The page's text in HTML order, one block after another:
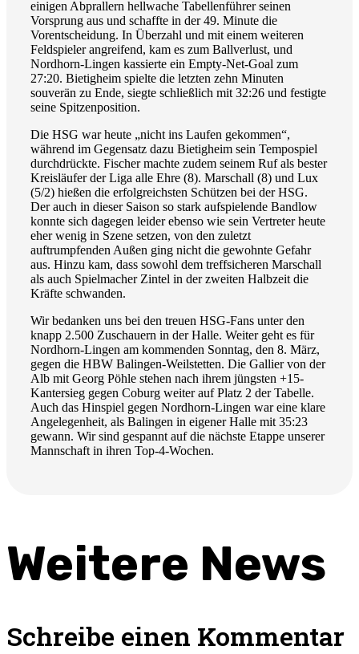
einigen Abprallern hellwache Tabellenführer seinen
Vorsprung aus und schaffte in der 49. Minute die
Vorentscheidung. In Überzahl und mit einem weiteren
Feldspieler angreifend, kam es zum Ballverlust, und
Nordhorn-Lingen kassierte ein Empty-Net-Goal zum
27:20. Bietigheim spielte die letzten zehn Minuten
souverän zu Ende, siegte schließlich mit 32:26 und festigte
seine Spitzenposition.
Die HSG war heute „nicht ins Laufen gekommen“,
während im Gegensatz dazu Bietigheim sein Tempospiel
durchdrückte. Fischer machte zudem seinem Ruf als bester
Kreisläufer der Liga alle Ehre (8). Marschall (8) und Lux
(5/2) hießen die erfolgreichsten Schützen bei der HSG.
Der auch in dieser Saison so stark aufspielende Bandlow
konnte sich dagegen leider ebenso wie sein Vertreter heute
eher wenig in Szene setzen, von den zuletzt
auftrumpfenden Außen ging nicht die gewohnte Gefahr
aus. Hinzu kam, dass sowohl dem treffsicheren Marschall
als auch Spielmacher Zintel in der zweiten Halbzeit die
Kräfte schwanden.
Wir bedanken uns bei den treuen HSG-Fans unter den
knapp 2.500 Zuschauern in der Halle. Weiter geht es für
Nordhorn-Lingen am kommenden Sonntag, den 8. März,
gegen die HBW Balingen-Weilstetten. Die Gallier von der
Alb mit Georg Pöhle stehen nach ihrem jüngsten +15-
Kantersieg gegen Coburg weiter auf Platz 2 der Tabelle.
Auch das Hinspiel gegen Nordhorn-Lingen war eine klare
Angelegenheit, als Balingen in eigener Halle mit 35:23
gewann. Wir sind gespannt auf die nächste Etappe unserer
Mannschaft in ihren Top-4-Wochen.
Weitere News
Schreibe einen Kommentar